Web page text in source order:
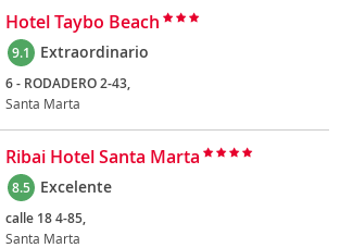
Hotel Taybo Beach
9.1 Extraordinario
6 - RODADERO 2-43,
Santa Marta
Ribai Hotel Santa Marta
8.5 Excelente
calle 18 4-85,
Santa Marta